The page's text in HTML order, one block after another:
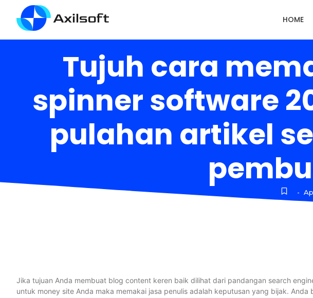
HOME
Tujuh cara
spinner software
pulahan artikel
-
Jika tujuan Anda membuat blog content keren baik dilihat dari pandangan search
untuk money site Anda maka memakai jasa penulis adalah keputusan yang bijak.